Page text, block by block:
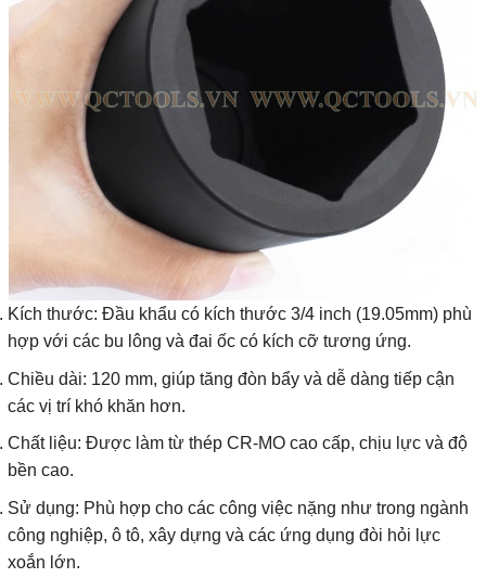
Kích thước: Đầu khẩu có kích thước 3/4 inch (19.05mm) phù
hợp với các bu lông và đai ốc có kích cỡ tương ứng.
Chiều dài: 120 mm, giúp tăng đòn bẩy và dễ dàng tiếp cận
các vị trí khó khăn hơn.
Chất liệu: Được làm từ thép CR-MO cao cấp, chịu lực và độ
bền cao.
Sử dụng: Phù hợp cho các công việc nặng như trong ngành
công nghiệp, ô tô, xây dựng và các ứng dụng đòi hỏi lực
xoắn lớn.